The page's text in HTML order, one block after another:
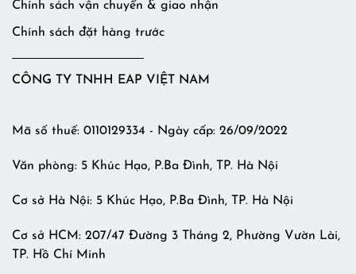
Chính sách vận chuyển & giao nhận
Chính sách đặt hàng trước
CÔNG TY TNHH EAP VIỆT NAM
Mã số thuế: 0110129334 - Ngày cấp: 26/09/2022
Văn phòng: 5 Khúc Hạo, P.Ba Đình, TP. Hà Nội
Cơ sở Hà Nội: 5 Khúc Hạo, P.Ba Đình, TP. Hà Nội
Cơ sở HCM: 207/47 Đường 3 Tháng 2, Phường Vườn Lài,
TP. Hồ Chí Minh